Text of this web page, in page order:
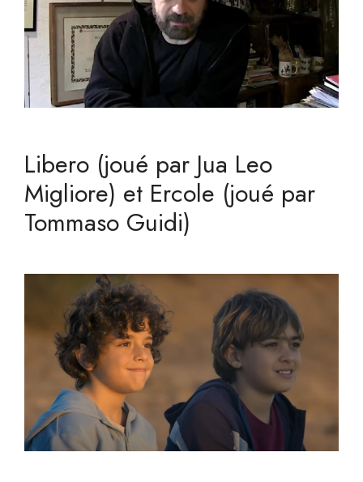
Libero (joué par Jua Leo
Migliore) et Ercole (joué par
Tommaso Guidi)